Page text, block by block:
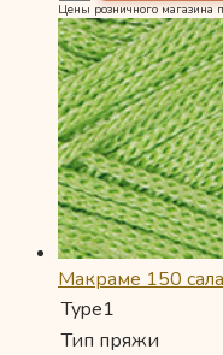
Цены розничного магазина
Макраме 150
Type1
Тип пряжи